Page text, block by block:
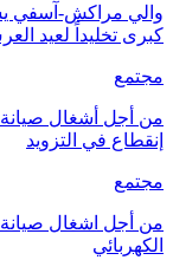
والي مراكش-آسفي
كبرى تخليداً لعيد
مجتمع
من أجل أشغال
إنقطاع في التزويد
مجتمع
من أجل اشغال صيانة
الكهربائي